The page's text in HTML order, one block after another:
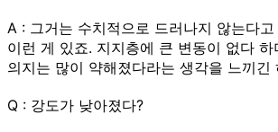
A : 그거는 수치적으로 드러나지 않는다
이런 게 있죠. 지지층에 큰 변동이 없다 하
의지는 많이 약해졌다라는 생각을 느끼긴
Q : 강도가 낮아졌다?